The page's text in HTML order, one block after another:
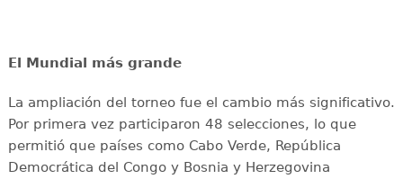
El Mundial más grande
La ampliación del torneo fue el cambio más significativo.
Por primera vez participaron 48 selecciones, lo que
permitió que países como Cabo Verde, República
Democrática del Congo y Bosnia y Herzegovina